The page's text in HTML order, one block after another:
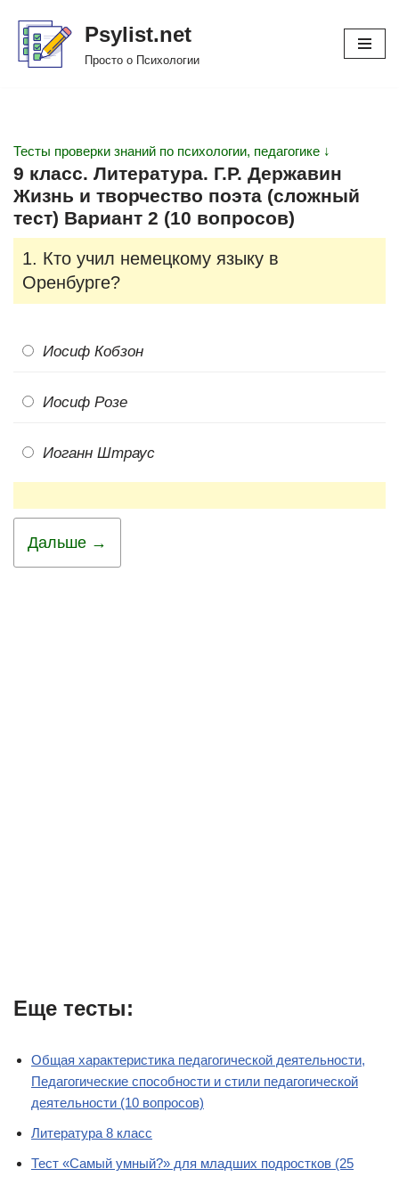
Перейти
Psylist.net
Просто о Психологии
Тесты проверки знаний по психологии, педагогике ↓
9 класс. Литература. Г.Р. Державин
Жизнь и творчество поэта (сложный
тест) Вариант 2 (10 вопросов)
1. Кто учил немецкому языку в
Оренбурге?
Иосиф Кобзон
Иосиф Розе
Иоганн Штраус
Дальше →
Еще тесты:
Общая характеристика педагогической деятельности,
Педагогические способности и стили педагогической
деятельности (10 вопросов)
Литература 8 класс
Тест «Самый умный?» для младших подростков (25